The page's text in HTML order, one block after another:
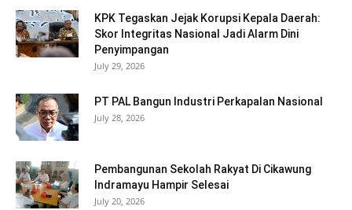
KPK Tegaskan Jejak Korupsi Kepala Daerah:
Skor Integritas Nasional Jadi Alarm Dini
Penyimpangan
July 29, 2026
PT PAL Bangun Industri Perkapalan Nasional
July 28, 2026
Pembangunan Sekolah Rakyat Di Cikawung
Indramayu Hampir Selesai
July 20, 2026